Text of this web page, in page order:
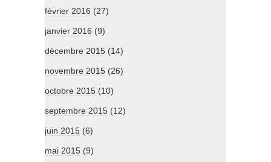
février 2016 (27)
janvier 2016 (9)
décembre 2015 (14)
novembre 2015 (26)
octobre 2015 (10)
septembre 2015 (12)
juin 2015 (6)
mai 2015 (9)